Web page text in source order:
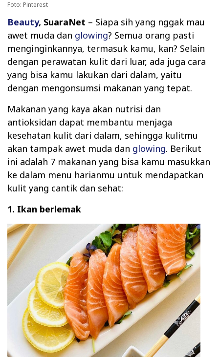
Foto: Pinterest
Beauty, SuaraNet – Siapa sih yang nggak mau
awet muda dan glowing? Semua orang pasti
menginginkannya, termasuk kamu, kan? Selain
dengan perawatan kulit dari luar, ada juga cara
yang bisa kamu lakukan dari dalam, yaitu
dengan mengonsumsi makanan yang tepat.
Makanan yang kaya akan nutrisi dan
antioksidan dapat membantu menjaga
kesehatan kulit dari dalam, sehingga kulitmu
akan tampak awet muda dan glowing. Berikut
ini adalah 7 makanan yang bisa kamu masukkan
ke dalam menu harianmu untuk mendapatkan
kulit yang cantik dan sehat:
1. Ikan berlemak